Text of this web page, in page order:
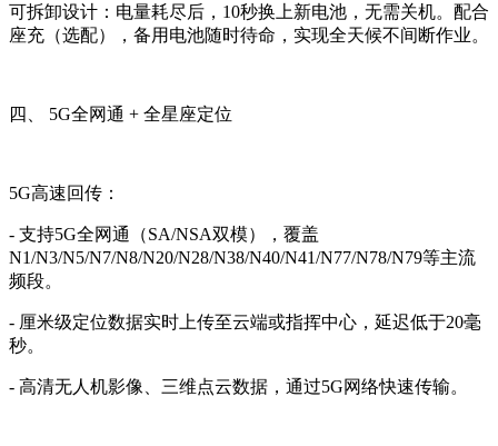
可拆卸设计：电量耗尽后，10秒换上新电池，无需关机。配合
座充（选配），备用电池随时待命，实现全天候不间断作业。
四、 5G全网通 + 全星座定位
5G高速回传：
- 支持5G全网通（SA/NSA双模），覆盖
N1/N3/N5/N7/N8/N20/N28/N38/N40/N41/N77/N78/N79等主流
频段。
- 厘米级定位数据实时上传至云端或指挥中心，延迟低于20毫
秒。
- 高清无人机影像、三维点云数据，通过5G网络快速传输。